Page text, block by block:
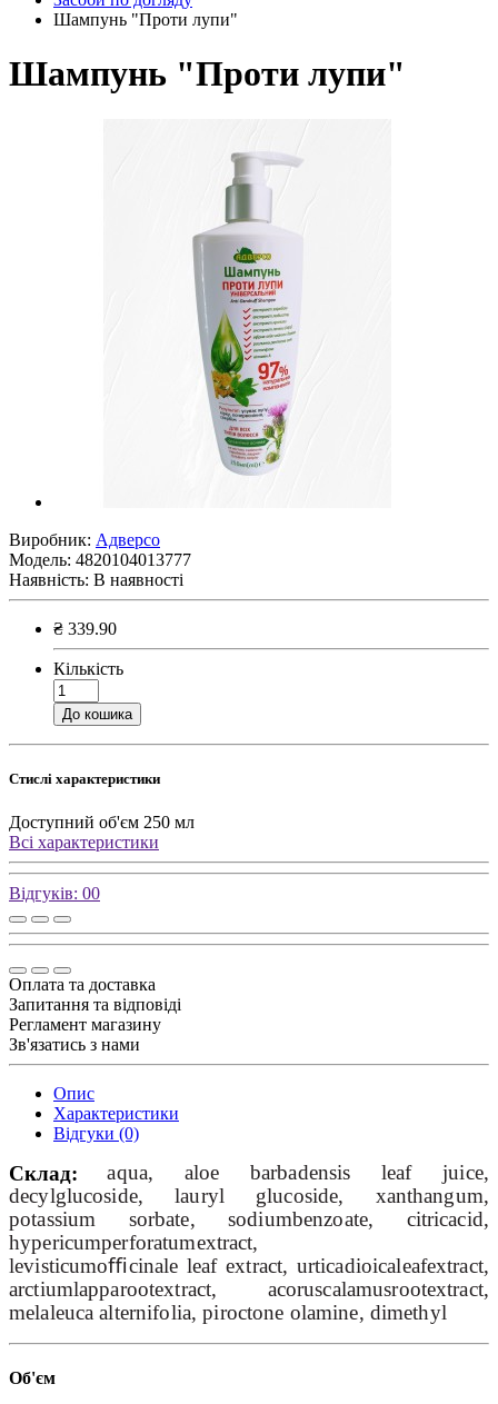
Шампунь "Проти лупи"
Шампунь "Проти лупи"
Виробник: Адверсо
Модель: 4820104013777
Наявність: В наявності
₴ 339.90
Кількість
До кошика
Стислі характеристики
Доступний об'єм 250 мл
Всі характеристики
Відгуків: 00
Оплата та доставка
Запитання та відповіді
Регламент магазину
Зв'язатись з нами
Опис
Характеристики
Відгуки (0)
Склад: aqua, aloe barbadensis leaf juice,
decylglucoside,lauryl glucoside, xanthangum,
potassium
sorbate,sodiumbenzoate, citricacid,
hypericumperforatumextract,
levisticumoﬃcinale leaf extract, urticadioicaleafextract,
arctiumlapparootextract, acoruscalamusrootextract,
melaleuca alternifolia,piroctone olamine, dimethyl
Об'єм